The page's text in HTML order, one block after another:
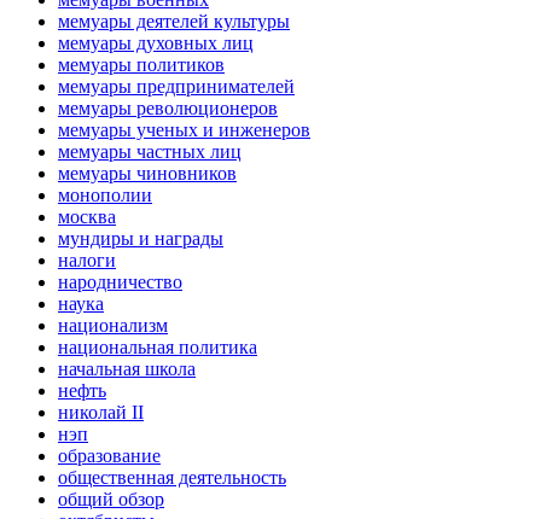
мемуары деятелей культуры
мемуары духовных лиц
мемуары политиков
мемуары предпринимателей
мемуары революционеров
мемуары ученых и инженеров
мемуары частных лиц
мемуары чиновников
монополии
москва
мундиры и награды
налоги
народничество
наука
национализм
национальная политика
начальная школа
нефть
николай II
нэп
образование
общественная деятельность
общий обзор